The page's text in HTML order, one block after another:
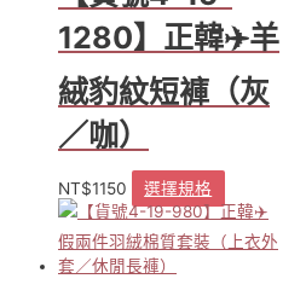
1280】正韓✈️羊
絨豹紋短褲（灰
／咖）
NT$1150 選擇規格
產
品